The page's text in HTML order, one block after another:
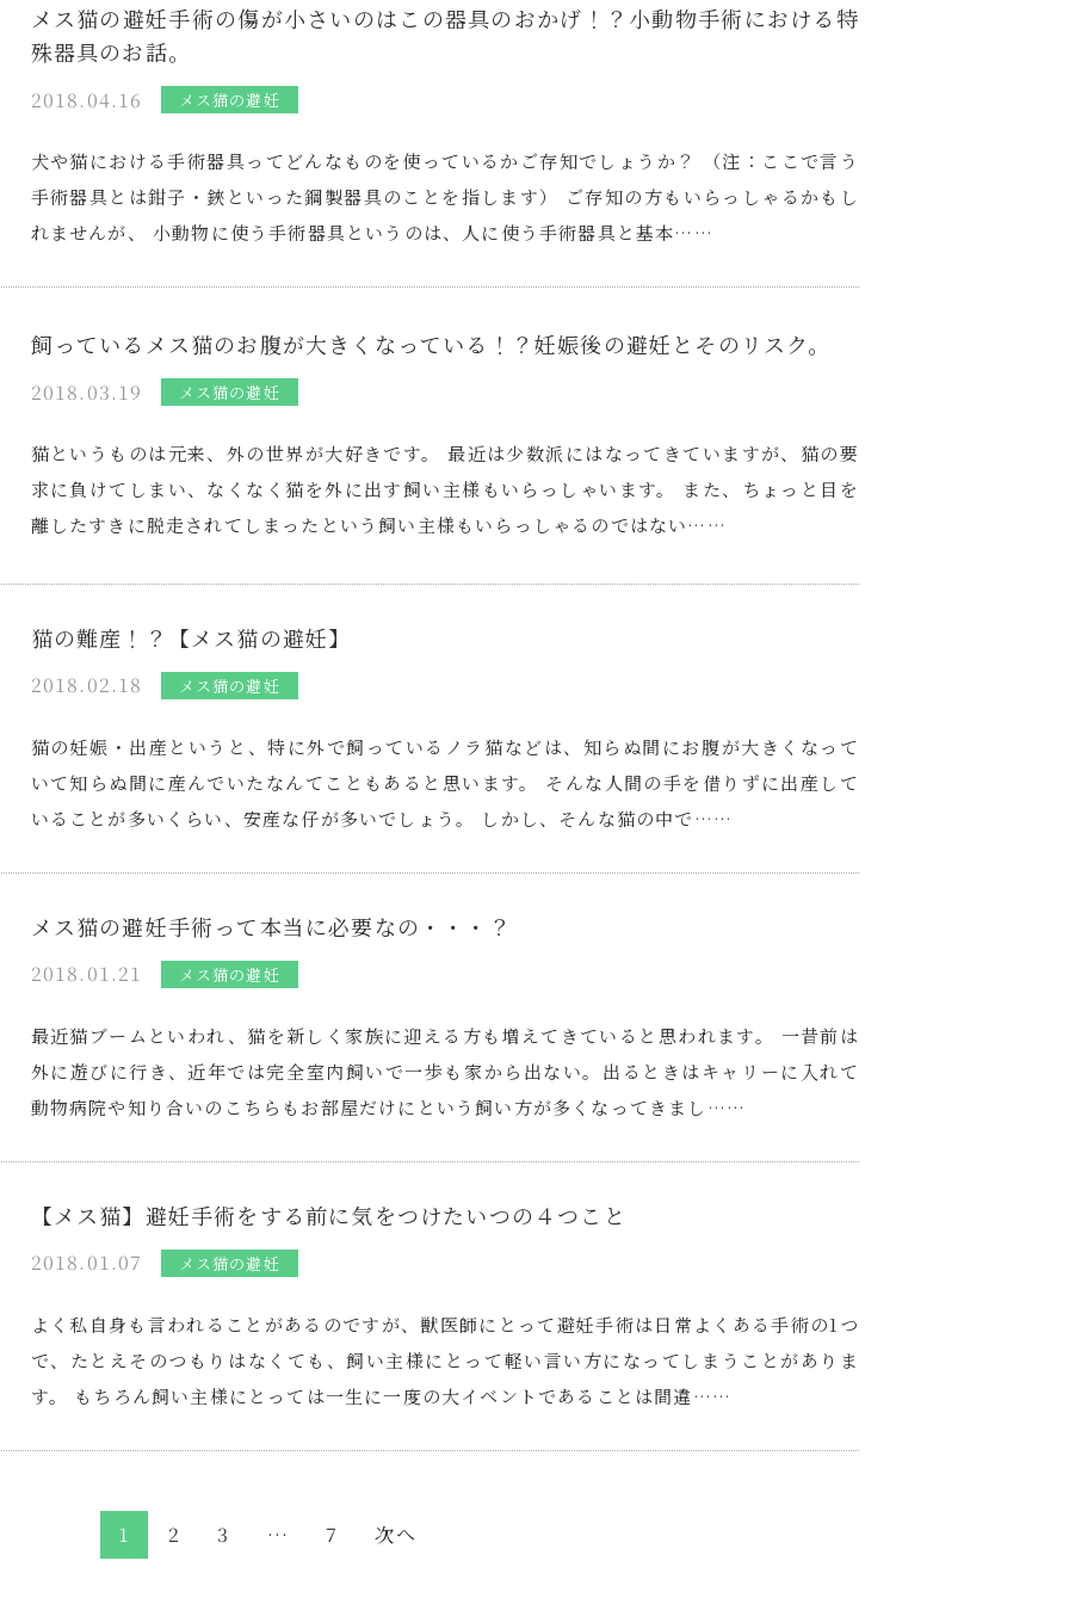
メス猫の避妊手術の傷が小さいのはこの器具のおかげ！？小動物手術における特
殊器具のお話。
2018.04.16 メス猫の避妊
犬や猫における手術器具ってどんなものを使っているかご存知でしょうか？ （注：ここで言う
手術器具とは鉗子・鋏といった鋼製器具のことを指します） ご存知の方もいらっしゃるかもし
れませんが、 小動物に使う手術器具というのは、人に使う手術器具と基本……
飼っているメス猫のお腹が大きくなっている！？妊娠後の避妊とそのリスク。
2018.03.19 メス猫の避妊
猫というものは元来、外の世界が大好きです。 最近は少数派にはなってきていますが、猫の要
求に負けてしまい、なくなく猫を外に出す飼い主様もいらっしゃいます。 また、ちょっと目を
離したすきに脱走されてしまったという飼い主様もいらっしゃるのではない……
猫の難産！？【メス猫の避妊】
2018.02.18 メス猫の避妊
猫の妊娠・出産というと、特に外で飼っているノラ猫などは、知らぬ間にお腹が大きくなって
いて知らぬ間に産んでいたなんてこともあると思います。 そんな人間の手を借りずに出産して
いることが多いくらい、安産な仔が多いでしょう。 しかし、そんな猫の中で……
メス猫の避妊手術って本当に必要なの・・・？
2018.01.21 メス猫の避妊
最近猫ブームといわれ、猫を新しく家族に迎える方も増えてきていると思われます。 一昔前は
外に遊びに行き、近年では完全室内飼いで一歩も家から出ない。出るときはキャリーに入れて
動物病院や知り合いのこちらもお部屋だけにという飼い方が多くなってきまし……
【メス猫】避妊手術をする前に気をつけたいつの４つこと
2018.01.07 メス猫の避妊
よく私自身も言われることがあるのですが、獣医師にとって避妊手術は日常よくある手術の1つ
で、たとえそのつもりはなくても、飼い主様にとって軽い言い方になってしまうことがありま
す。 もちろん飼い主様にとっては一生に一度の大イベントであることは間違……
1 2 3 … 7 次へ